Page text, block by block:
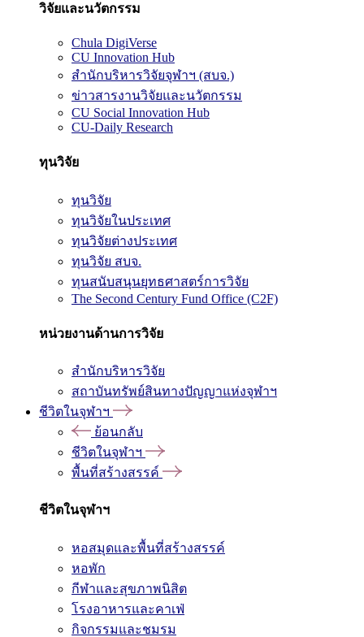
วิจัยและนวัตกรรม
Chula DigiVerse
CU Innovation Hub
สำนักบริหารวิจัยจุฬาฯ (สบจ.)
ข่าวสารงานวิจัยและนวัตกรรม
CU Social Innovation Hub
CU-Daily Research
ทุนวิจัย
ทุนวิจัย
ทุนวิจัยในประเทศ
ทุนวิจัยต่างประเทศ
ทุนวิจัย สบจ.
ทุนสนับสนุนยุทธศาสตร์การวิจัย
The Second Century Fund Office (C2F)
หน่วยงานด้านการวิจัย
สำนักบริหารวิจัย
สถาบันทรัพย์สินทางปัญญาแห่งจุฬาฯ
ชีวิตในจุฬาฯ
ย้อนกลับ
ชีวิตในจุฬาฯ
พื้นที่สร้างสรรค์
ชีวิตในจุฬาฯ
หอสมุดและพื้นที่สร้างสรรค์
หอพัก
กีฬาและสุขภาพนิสิต
โรงอาหารและคาเฟ่
กิจกรรมและชมรม